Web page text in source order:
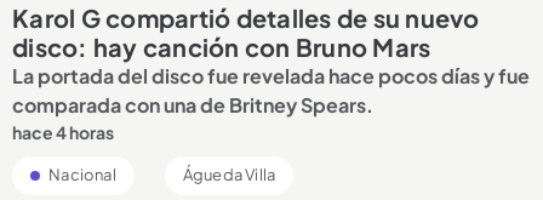
Karol G compartió detalles de su nuevo
disco: hay canción con Bruno Mars
La portada del disco fue revelada hace pocos días y fue
comparada con una de Britney Spears.
hace 4 horas
Nacional Águeda Villa